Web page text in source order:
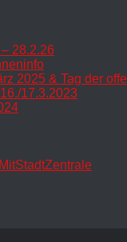
28.2.26
2025 & Tag der
17.3.2023